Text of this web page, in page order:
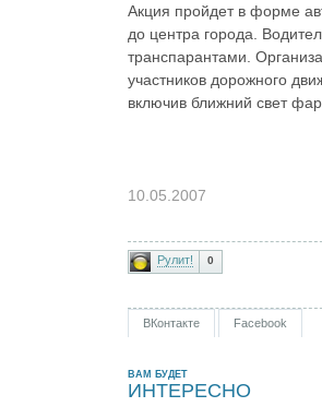
Акция пройдет в форме
до центра города.
транспарантами.
участников дорожного
включив ближний свет
10.05.2007
Рулит! 0
ВКонтакте Facebook
ВАМ БУДЕТ
ИНТЕРЕСНО